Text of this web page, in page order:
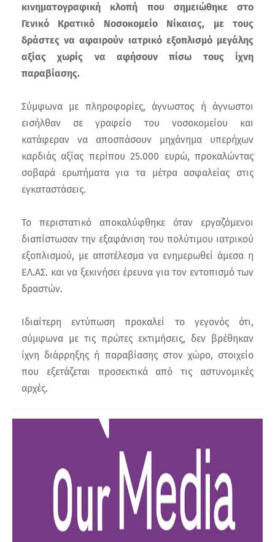
κινηματογραφική κλοπή που σημειώθηκε στο
Γενικό Κρατικό Νοσοκομείο Νίκαιας, με τους
δράστες να αφαιρούν ιατρικό εξοπλισμό μεγάλης
αξίας χωρίς να αφήσουν πίσω τους ίχνη
παραβίασης.
Σύμφωνα με πληροφορίες, άγνωστος ή άγνωστοι
εισήλθαν σε γραφείο του νοσοκομείου και
κατάφεραν να αποσπάσουν μηχάνημα υπερήχων
καρδιάς αξίας περίπου 25.000 ευρώ, προκαλώντας
σοβαρά ερωτήματα για τα μέτρα ασφαλείας στις
εγκαταστάσεις.
Το περιστατικό αποκαλύφθηκε όταν εργαζόμενοι
διαπίστωσαν την εξαφάνιση του πολύτιμου ιατρικού
εξοπλισμού, με αποτέλεσμα να ενημερωθεί άμεσα η
ΕΛ.ΑΣ. και να ξεκινήσει έρευνα για τον εντοπισμό των
δραστών.
Ιδιαίτερη εντύπωση προκαλεί το γεγονός ότι,
σύμφωνα με τις πρώτες εκτιμήσεις, δεν βρέθηκαν
ίχνη διάρρηξης ή παραβίασης στον χώρο, στοιχείο
που εξετάζεται προσεκτικά από τις αστυνομικές
αρχές.